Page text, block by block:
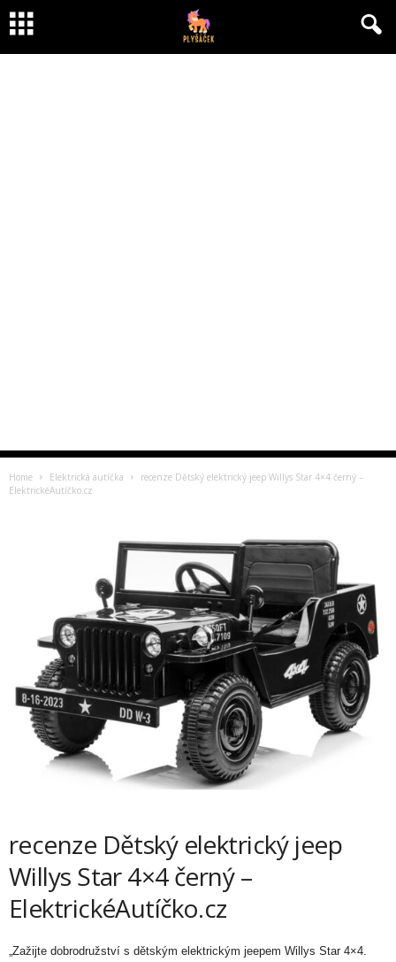
Home Elektrická autíčka
recenze Dětský elektrický jeep Willys Star 4×4 černý –
ElektrickéAutíčko.cz
recenze Dětský elektrický jeep
Willys Star 4×4 černý –
ElektrickéAutíčko.cz
„Zažijte dobrodružství s dětským elektrickým jeepem Willys Star 4×4.